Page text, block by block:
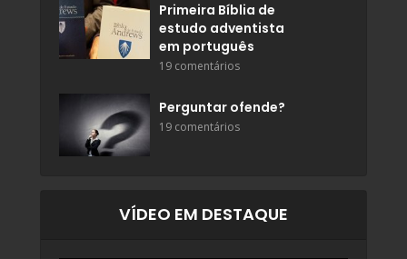
Primeira Bíblia de
estudo adventista
em português
19 comentários
Perguntar ofende?
19 comentários
VÍDEO EM DESTAQUE